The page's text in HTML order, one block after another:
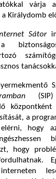
a Királydomb
Sátor
(SIP)
a
hogy
hogy